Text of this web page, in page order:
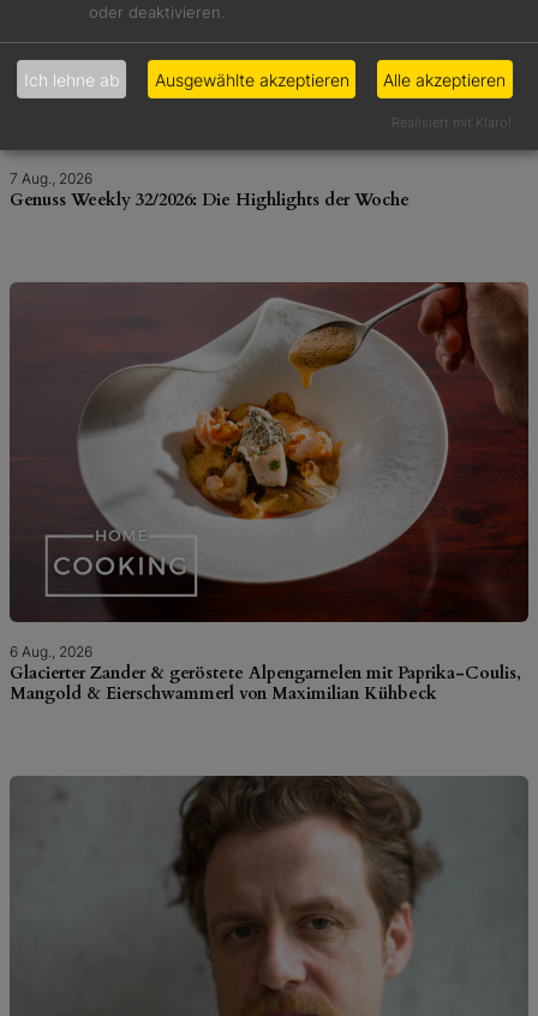
7 Aug., 2026
Genuss Weekly 32/2026: Die Highlights der Woche
6 Aug., 2026
Glacierter Zander & geröstete Alpengarnelen mit Paprika-Coulis,
Mangold & Eierschwammerl von Maximilian Kühbeck
oder deaktivieren.
Ich lehne ab Ausgewählte akzeptieren Alle akzeptieren
Realisiert mit Klaro!